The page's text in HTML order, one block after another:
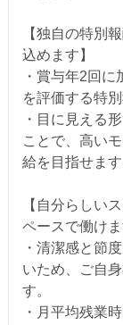
【独自の特別
込めます】
・賞与年2回
を評価する特
・目に見える
ことで、高い
給を目指せます
【自分らしい
ペースで働けま
・清潔感と節
いため、ご自
す。
・月平均残業